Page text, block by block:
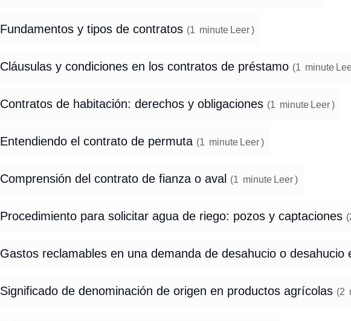
Fundamentos y tipos de contratos (1 minute Leer )
Cláusulas y condiciones en los contratos de préstamo (1 minute
Contratos de habitación: derechos y obligaciones (1 minute Leer )
Entendiendo el contrato de permuta (1 minute Leer )
Comprensión del contrato de fianza o aval (1 minute Leer )
Procedimiento para solicitar agua de riego: pozos y captaciones (
Gastos reclamables en una demanda de desahucio o desahucio
Significado de denominación de origen en productos agrícolas (2